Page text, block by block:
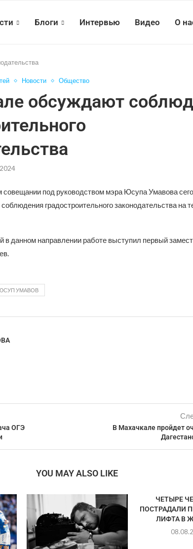
Блоги Интервью Видео О
Новости Общество
обсуждают
под руководством мэра Юсупа Умавова
градостроительного законодательства на
в данном направлении работе выступил первый
УМАВОВ
ОГЭ
В Махачкале пройдет
YOU MAY ALSO LIKE
ЧЕТЫРЕ
ПОСТРАДАЛИ
ЛИФТА В